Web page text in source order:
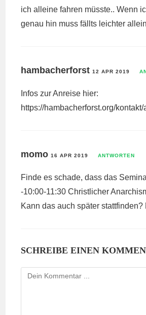
ich alleine fahren müsste.. Wenn
genau hin muss fällts leichter
hambacherforst12 APR 2019
Infos zur Anreise hier:
https://hambacherforst.org/
momo16 APR 2019 ANTWORTEN
Finde es schade, dass das
-10:00-11:30 Christlicher
Kann das auch später stattfinden?
SCHREIBE EINEN
Kommentieren